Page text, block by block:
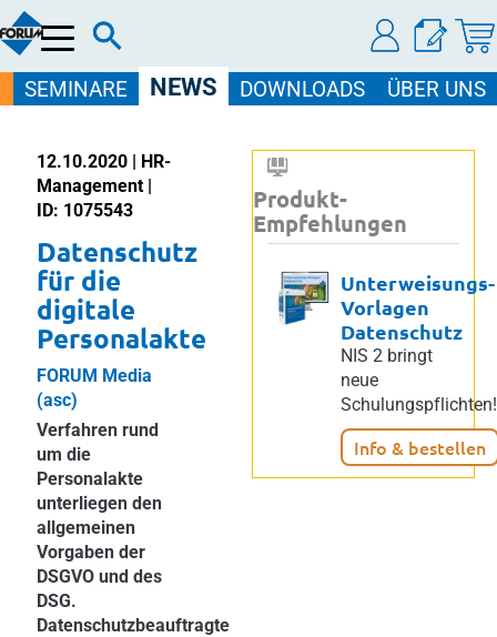
Menü
SEMINARE NEWS DOWNLOADS ÜBER UNS
12.10.2020 | HR-
Management |
ID: 1075543
Datenschutz
für die
digitale
Personalakte
FORUM Media
(asc)
Verfahren rund
um die
Personalakte
unterliegen den
allgemeinen
Vorgaben der
DSGVO und des
DSG.
Datenschutzbeauftragte
Produkt-
Empfehlungen
Unterweisungs-
Vorlagen
Datenschutz
NIS 2 bringt
neue
Schulungspflichten!
Info & bestellen